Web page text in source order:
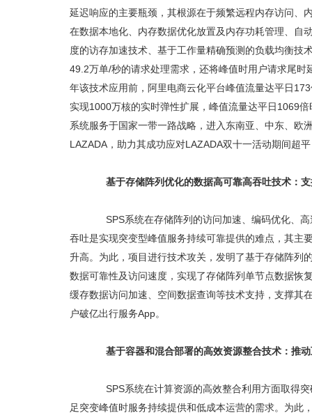
延迟响应的主要瓶颈，其根源在于频繁远程内存访问、
在数据本地化、内存数据优化放置及内存功耗管理、自
度的访存加速技术、基于工作量精确预测的负载均衡技
49.2万单/秒的请求处理需求，还将峰值时用户请求尾
年该技术应用前，阿里电商云化平台峰值流量达平日
实现1000万核的实时弹性扩展，峰值流量达平日1069
系统服务于国家一带一路战略，进入东南亚、中东、欧
LAZADA，助力其成功应对LAZADA双十一活动期间超
基于存储阵列优化的数据高可靠高吞吐技术：
SPS系统在存储阵列的访问加速、编码优化、高
吞吐是实现突变型峰值服务持续可靠提供的难点，其主
升高。为此，项目进行技术攻关，发明了基于存储阵列
数据可靠性及访问速度，实现了存储阵列单节点数据恢
缓存数据访问加速、空间数据查询等技术支持，支撑其
户破亿出行服务App。
基于容器和混合部署的高效资源整合技术：推
SPS系统在计算资源的高效整合利用方面取得突
足突变峰值时服务持续提供和低成本运营的需求。为此